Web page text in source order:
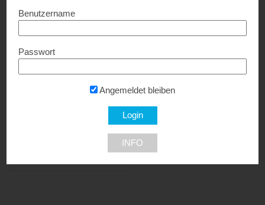
20% Rabatt...
Benutzername
Passwort
Angemeldet bleiben
INFO